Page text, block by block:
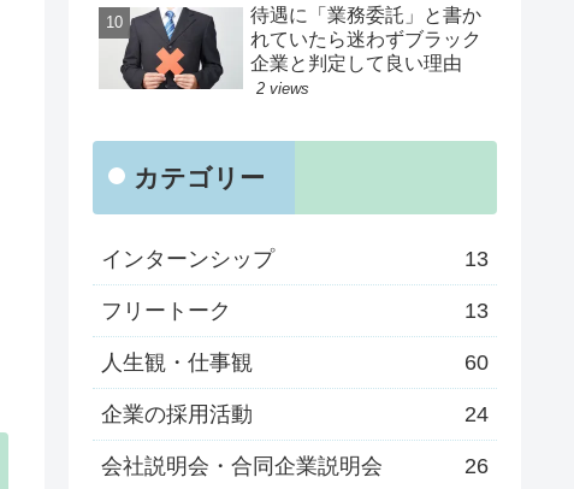
待遇に「業務委託」と書か
れていたら迷わずブラック
企業と判定して良い理由
2 views
カテゴリー
インターンシップ 13
フリートーク 13
人生観・仕事観 60
企業の採用活動 24
会社説明会・合同企業説明会 26